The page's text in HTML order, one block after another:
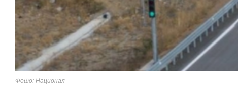
Фото: Национал